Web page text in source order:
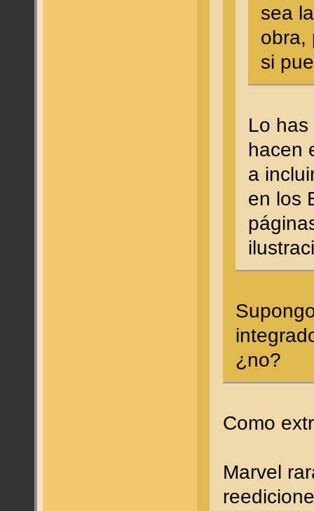
sea
obra,
si
Lo has
hacen
a
en los
¿no?
Como
Marvel